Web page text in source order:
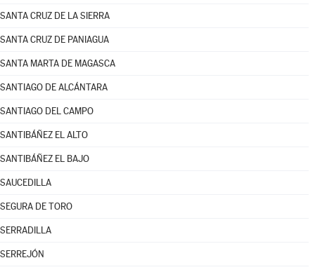
SANTA CRUZ DE LA SIERRA
SANTA CRUZ DE PANIAGUA
SANTA MARTA DE MAGASCA
SANTIAGO DE ALCÁNTARA
SANTIAGO DEL CAMPO
SANTIBÁÑEZ EL ALTO
SANTIBÁÑEZ EL BAJO
SAUCEDILLA
SEGURA DE TORO
SERRADILLA
SERREJÓN